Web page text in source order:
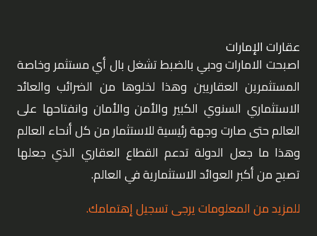
عقارات الإمارات
اصبحت الامارات ودبي بالضبط تشغل بال أي مستثمر وخاصة
المستثمرين العقاريين وهذا لخلوها من الضرائب والعائد
الاستثماري السنوي الكبير والأمن والأمان وانفتاحها على
العالم حتى صارت وجهة رئيسية للاستثمار من كل أنحاء العالم
وهذا ما جعل الدولة تدعم القطاع العقاري الذي جعلها
تصبح من أكبر العوائد الاستثمارية في العالم.
للمزيد من المعلومات يرجى تسجيل إهتمامك.